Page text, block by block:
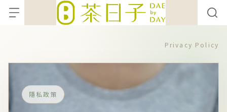
Privacy Policy
隱私政策